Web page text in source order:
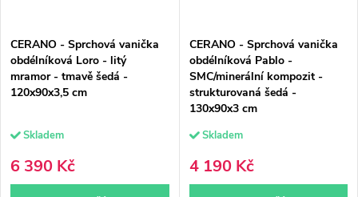
CERANO - Sprchová vanička
obdélníková Loro - litý
mramor - tmavě šedá -
120x90x3,5 cm
Skladem
6 390 Kč
CERANO - Sprchová vanička
obdélníková Pablo -
SMC/minerální kompozit -
strukturovaná šedá -
130x90x3 cm
Skladem
4 190 Kč